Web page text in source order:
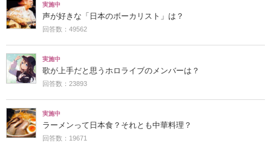
実施中
声が好きな「日本のボーカリスト」は？
回答数：49562
実施中
歌が上手だと思うホロライブのメンバーは？
回答数：23893
実施中
ラーメンって日本食？それとも中華料理？
回答数：19671